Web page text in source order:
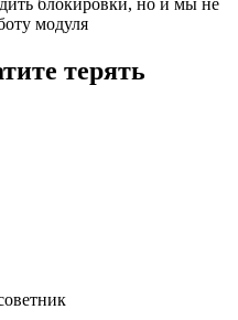
модуля
терять